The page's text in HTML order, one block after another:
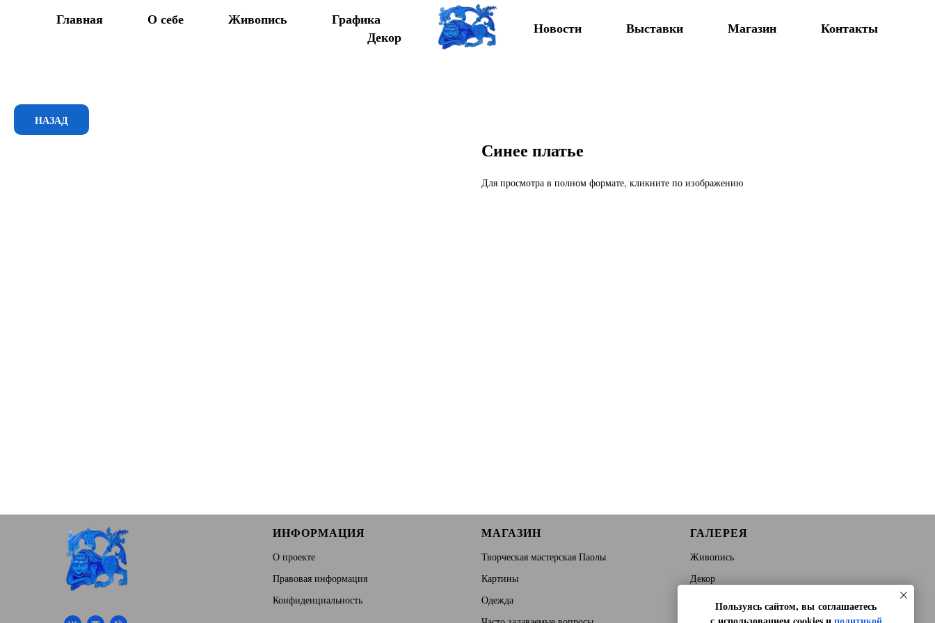
Главная О себе Живопись
Графика
Декор
Новости Выставки Магазин Контакты
НАЗАД
Синее платье
Для просмотра в полном формате, кликните по изображению
ИНФОРМАЦИЯ
О проекте
Правовая информация
Конфиденциальность
МАГАЗИН
Творческая мастерская Паолы
Картины
Одежда
ГАЛЕРЕЯ
Живопись
Декор
ГрафикаПользуясь сайтом, вы соглашаетесь